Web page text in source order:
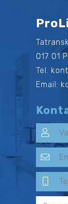
017 01
Tel.
Email: